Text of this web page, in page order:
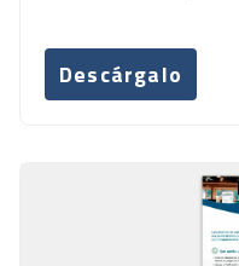
Descárgalo